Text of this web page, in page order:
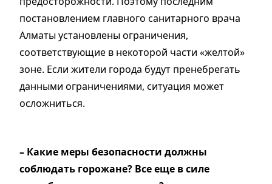
постановлением главного санитарного врача
Алматы установлены ограничения,
соответствующие в некоторой части «желтой»
зоне. Если жители города будут пренебрегать
данными ограничениями, ситуация может
осложниться.
– Какие меры безопасности должны
соблюдать горожане? Все еще в силе